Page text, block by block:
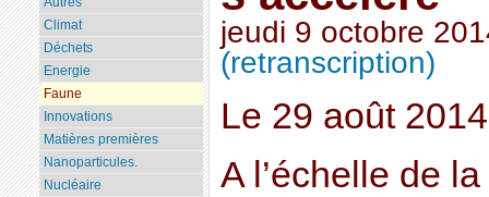
jeudi 9 octobre
(retranscription)
Le 29 août
A l’échelle de
Climat
Déchets
Energie
Faune
Innovations
Matières premières
Nanoparticules.
Nucléaire